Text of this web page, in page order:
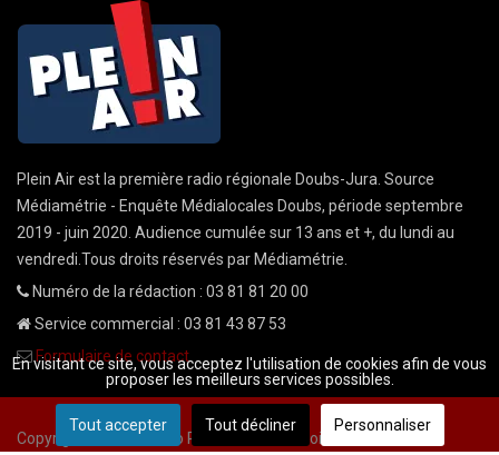
Plein Air est la première radio régionale Doubs-Jura. Source
Médiamétrie - Enquête Médialocales Doubs, période septembre
2019 - juin 2020. Audience cumulée sur 13 ans et +, du lundi au
vendredi.Tous droits réservés par Médiamétrie.
Numéro de la rédaction : 03 81 81 20 00
Service commercial : 03 81 43 87 53
Formulaire de contact
Copyright © 2026 Radio Plein Air - Tous droits réservés
En visitant ce site, vous acceptez l'utilisation de cookies afin de vous
proposer les meilleurs services possibles.
Tout accepter Tout décliner Personnaliser